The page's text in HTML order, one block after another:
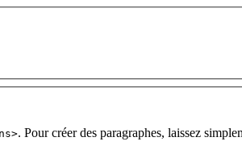
. Pour créer des paragraphes, laissez